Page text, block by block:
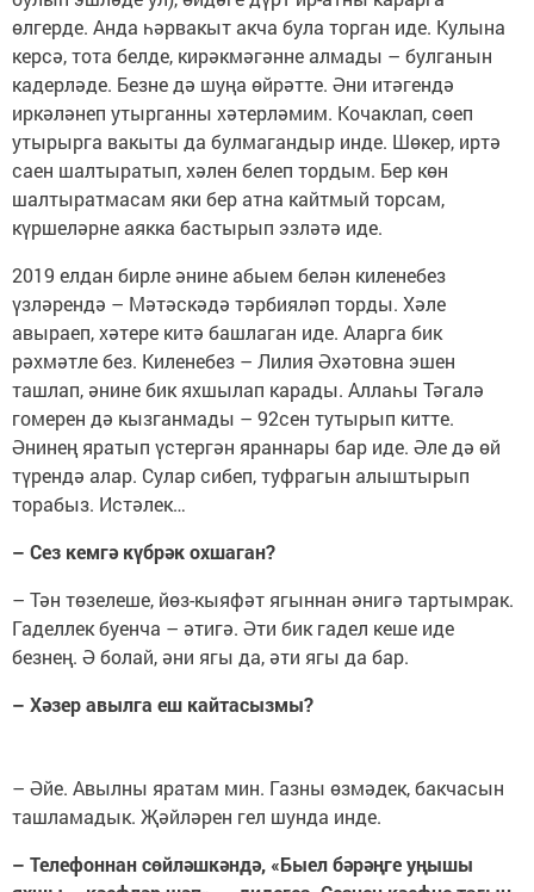
өлгерде. Анда һәрвакыт акча була торган иде. Кулына
керсә, тота белде, кирәкмәгәнне алмады – булганын
кадерләде. Безне дә шуңа өйрәтте. Әни итәгендә
иркәләнеп утырганны хәтерләмим. Кочаклап, сөеп
утырырга вакыты да булмагандыр инде. Шөкер, иртә
саен шалтыратып, хәлен белеп тордым. Бер көн
шалтыратмасам яки бер атна кайтмый торсам,
күршеләрне аякка бастырып эзләтә иде.
2019 елдан бирле әнине абыем белән киленебез
үзләрендә – Мәтәскәдә тәрбияләп торды. Хәле
авыраеп, хәтере китә башлаган иде. Аларга бик
рәхмәтле без. Киленебез – Лилия Әхәтовна эшен
ташлап, әнине бик яхшылап карады. Аллаһы Тәгалә
гомерен дә кызганмады – 92сен тутырып китте.
Әнинең яратып үстергән яраннары бар иде. Әле дә өй
түрендә алар. Сулар сибеп, туфрагын алыштырып
торабыз. Истәлек…
– Сез кемгә күбрәк охшаган?
– Тән төзелеше, йөз-кыяфәт ягыннан әнигә тартымрак.
Гаделлек буенча – әтигә. Әти бик гадел кеше иде
безнең. Ә болай, әни ягы да, әти ягы да бар.
– Хәзер авылга еш кайтасызмы?
– Әйе. Авылны яратам мин. Газны өзмәдек, бакчасын
ташламадык. Җәйләрен гел шунда инде.
– Телефоннан сөйләшкәндә, «Быел бәрәңге уңышы